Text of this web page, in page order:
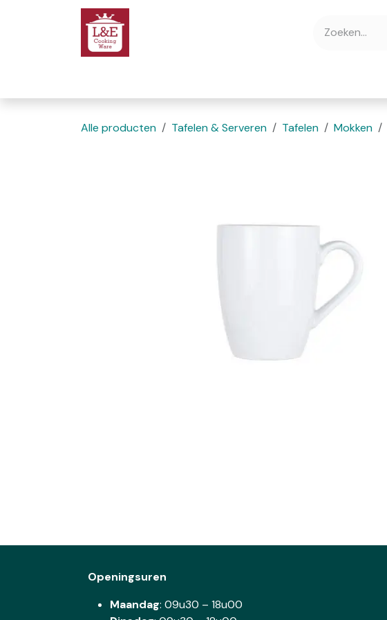
Overslaan naar inhoud
Alle producten Tafelen & Serveren Tafelen Mokken
Openingsuren
Maandag: 09u30 – 18u00